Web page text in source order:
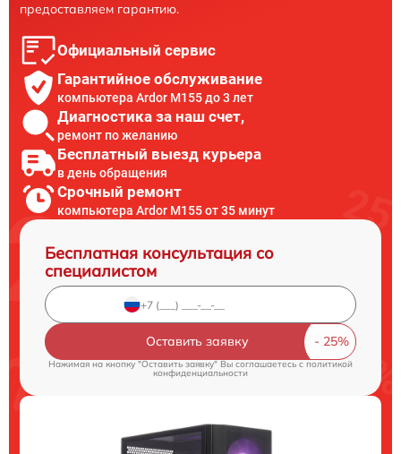
предоставляем гарантию.
Официальный сервис
Гарантийное обслуживание
компьютера Ardor M155 до 3 лет
Диагностика за наш счет,
ремонт по желанию
Бесплатный выезд курьера
в день обращения
Срочный ремонт
компьютера Ardor M155 от 35 минут
Бесплатная консультация со
специалистом
Оставить заявку
Нажимая на кнопку "Оставить заявку" Вы соглашаетесь cполитикой
конфиденциальности